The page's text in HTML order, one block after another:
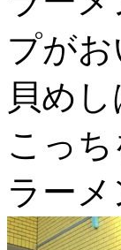
プが
貝め
こっ
ラー